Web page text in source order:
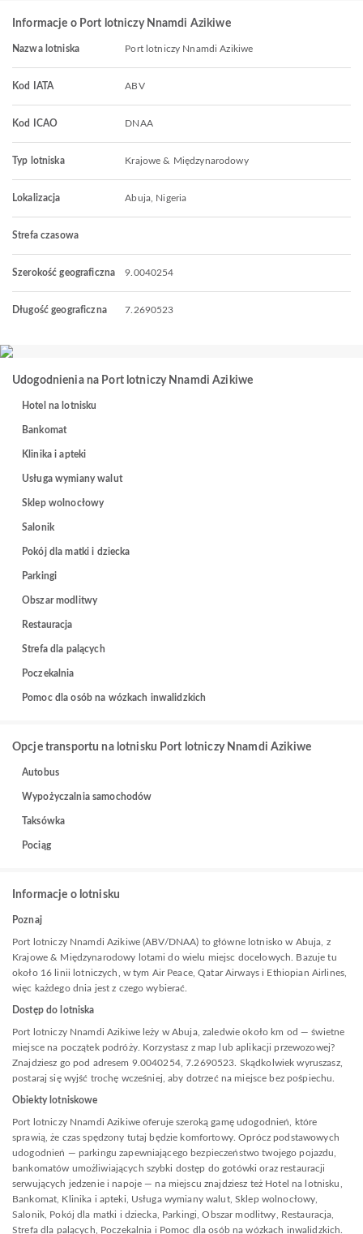
Informacje o Port lotniczy Nnamdi Azikiwe
Nazwa lotniska Port lotniczy Nnamdi Azikiwe
Kod IATA ABV
Kod ICAO DNAA
Typ lotniska Krajowe & Międzynarodowy
Lokalizacja Abuja, Nigeria
Strefa czasowa
Szerokość geograficzna 9.0040254
Długość geograficzna 7.2690523
Udogodnienia na Port lotniczy Nnamdi Azikiwe
Hotel na lotnisku
Bankomat
Klinika i apteki
Usługa wymiany walut
Sklep wolnocłowy
Salonik
Pokój dla matki i dziecka
Parkingi
Obszar modlitwy
Restauracja
Strefa dla palących
Poczekalnia
Pomoc dla osób na wózkach inwalidzkich
Opcje transportu na lotnisku Port lotniczy Nnamdi Azikiwe
Autobus
Wypożyczalnia samochodów
Taksówka
Pociąg
Informacje o lotnisku
Poznaj
Port lotniczy Nnamdi Azikiwe (ABV/DNAA) to główne lotnisko w Abuja, z
Krajowe & Międzynarodowy lotami do wielu miejsc docelowych. Bazuje tu
około 16 linii lotniczych, w tym Air Peace, Qatar Airways i Ethiopian Airlines,
więc każdego dnia jest z czego wybierać.
Dostęp do lotniska
Port lotniczy Nnamdi Azikiwe leży w Abuja, zaledwie około km od — świetne
miejsce na początek podróży. Korzystasz z map lub aplikacji przewozowej?
Znajdziesz go pod adresem 9.0040254, 7.2690523. Skądkolwiek wyruszasz,
postaraj się wyjść trochę wcześniej, aby dotrzeć na miejsce bez pośpiechu.
Obiekty lotniskowe
Port lotniczy Nnamdi Azikiwe oferuje szeroką gamę udogodnień, które
sprawią, że czas spędzony tutaj będzie komfortowy. Oprócz podstawowych
udogodnień — parkingu zapewniającego bezpieczeństwo twojego pojazdu,
bankomatów umożliwiających szybki dostęp do gotówki oraz restauracji
serwujących jedzenie i napoje — na miejscu znajdziesz też Hotel na lotnisku,
Bankomat, Klinika i apteki, Usługa wymiany walut, Sklep wolnocłowy,
Salonik, Pokój dla matki i dziecka, Parkingi, Obszar modlitwy, Restauracja,
Strefa dla palących, Poczekalnia i Pomoc dla osób na wózkach inwalidzkich.